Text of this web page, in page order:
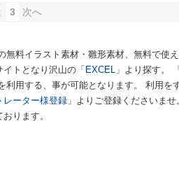
3 次へ
無料イラスト素材・雛形素材、無料で使え
イトとなり沢山の「 EXCEL 」より探す。
利用する、事が可能となります。 利用を
レーター様登録 」よりご登録くださいませ
ります。